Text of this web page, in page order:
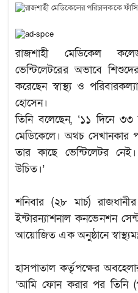
রাজশাহী মেডিকেল
ভেন্টিলেটরের অভাবে
করেছেন স্বাস্থ্য ও
হোসেন।
তিনি বলেছেন, ‘১১ দিনে
মেডিকেলে। অথচ সেখানকার
তার কাছে ভেন্টিলেটর
উচিত।’
শনিবার (২৮ মার্চ)
ইন্টারন্যাশনাল কনভেনশন
আয়োজিত এক অনুষ্ঠানে
হাসপাতাল কর্তৃপক্ষের
‘আমি ফোন করার পর তিনি